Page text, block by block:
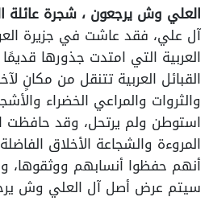
العلي وش يرجعون ، شجرة عائلة
آل علي، فقد عاشت في جزيرة
العربية التي امتدت جذورها
القبائل العربية تتنقل من مكانٍ
والثروات والمراعي الخضراء
استوطن ولم يرتحل، وقد حافظت
المروءة والشجاعة الأخلاق
أنهم حفظوا أنسابهم ووثقوها،
سيتم عرض أصل آل العلي وش